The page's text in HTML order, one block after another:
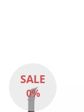
SALE
0%